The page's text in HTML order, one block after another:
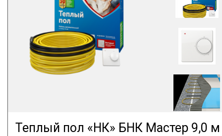
Теплый пол «НК» БНК Мастер 9,0 м